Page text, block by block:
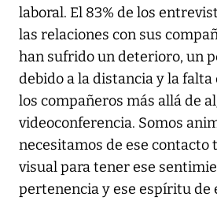
laboral. El 83% de los
las relaciones con sus
han sufrido un deterioro, un
debido a la distancia y la falta
los compañeros más allá de
videoconferencia. Somos
necesitamos de ese contacto
visual para tener ese
pertenencia y ese espíritu de